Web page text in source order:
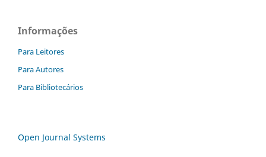
Informações
Para Leitores
Para Autores
Para Bibliotecários
Open Journal Systems